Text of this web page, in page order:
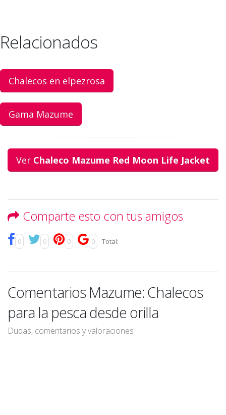
Relacionados
Chalecos en elpezrosa
Gama Mazume
Ver Chaleco Mazume Red Moon Life Jacket
Comparte esto con tus amigos
0 0 0 0 Total:
Comentarios Mazume: Chalecos
para la pesca desde orilla
Dudas, comentarios y valoraciones